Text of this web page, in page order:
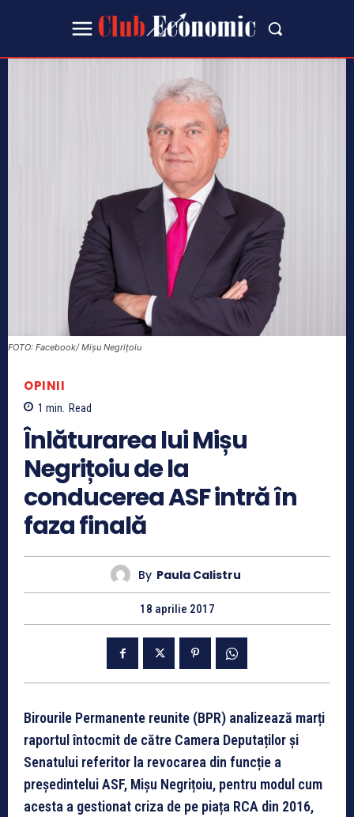
FOTO: Facebook/ Mișu Negrițoiu
OPINII
1 min. Read
Înlăturarea lui Mișu
Negrițoiu de la
conducerea ASF intră în
faza finală
By Paula Calistru
18 aprilie 2017
Birourile Permanente reunite (BPR) analizează marți
raportul întocmit de către Camera Deputaților și
Senatului referitor la revocarea din funcție a
președintelui ASF, Mișu Negrițoiu, pentru modul cum
acesta a gestionat criza de pe piața RCA din 2016,